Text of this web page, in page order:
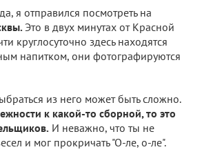
я отправился посмотреть на
Это в двух минутах от Красной
круглосуточно здесь находятся
напитком, они фотографируются
из него может быть сложно.
к какой-то сборной, то это
И неважно, что ты не
и мог прокричать "О-ле, о-ле".